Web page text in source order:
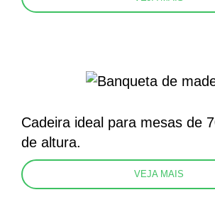
Cadeira ideal para mesas de
de altura.
VEJA MAIS